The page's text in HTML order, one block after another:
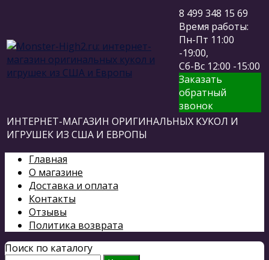
8 499 348 15 69
Время работы:
Пн-Пт 11:00
-19:00,
Сб-Вс 12:00 -15:00
Заказать
обратный
звонок
ИНТЕРНЕТ-МАГАЗИН ОРИГИНАЛЬНЫХ КУКОЛ И
ИГРУШЕК ИЗ США И ЕВРОПЫ
Главная
О магазине
Доставка и оплата
Контакты
Отзывы
Политика возврата
Поиск по каталогу